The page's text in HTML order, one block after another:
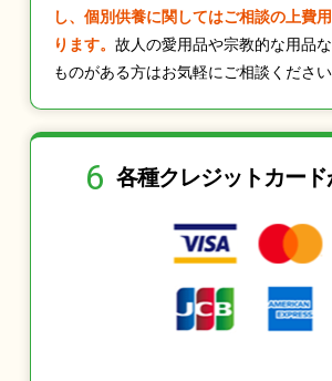
し、個別供養に関してはご相談の上費
ります。 故人の愛用品や宗教的な用品
ものがある方はお気軽にご相談ください
6 各種クレジットカー